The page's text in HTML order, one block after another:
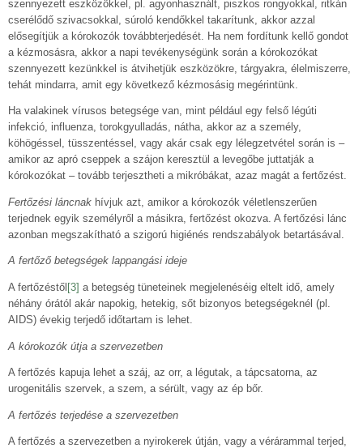
szennyezett eszközökkel, pl. agyonhasznált, piszkos rongyokkal, ritkán
cserélődő szivacsokkal, súroló kendőkkel takarítunk, akkor azzal
elősegítjük a kórokozók továbbterjedését. Ha nem fordítunk kellő gondot
a kézmosásra, akkor a napi tevékenységünk során a kórokozókat
szennyezett kezünkkel is átvihetjük eszközökre, tárgyakra, élelmiszerre,
tehát mindarra, amit egy következő kézmosásig megérintünk.
Ha valakinek vírusos betegsége van, mint például egy felső légúti
infekció, influenza, torokgyulladás, nátha, akkor az a személy,
köhögéssel, tüsszentéssel, vagy akár csak egy lélegzetvétel során is –
amikor az apró cseppek a szájon keresztül a levegőbe juttatják a
kórokozókat – tovább terjesztheti a mikróbákat, azaz magát a fertőzést.
Fertőzési láncnak hívjuk azt, amikor a kórokozók véletlenszerűen
terjednek egyik személyről a másikra, fertőzést okozva. A fertőzési lánc
azonban megszakítható a szigorú higiénés rendszabályok betartásával.
A fertőző betegségek lappangási ideje
A fertőzéstől [3] a betegség tüneteinek megjelenéséig eltelt idő, amely
néhány órától akár napokig, hetekig, sőt bizonyos betegségeknél (pl.
AIDS) évekig terjedő időtartam is lehet.
A kórokozók útja a szervezetben
A fertőzés kapuja lehet a száj, az orr, a légutak, a tápcsatorna, az
urogenitális szervek, a szem, a sérült, vagy az ép bőr.
A fertőzés terjedése a szervezetben
A fertőzés a szervezetben a nyirokerek útján, vagy a vérárammal terjed,